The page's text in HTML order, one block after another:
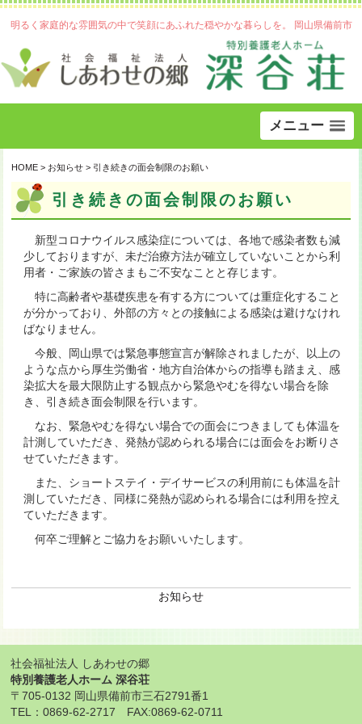
明るく家庭的な雰囲気の中で笑顔にあふれた穏やかな暮らしを。 岡山県備前市
メニュー
HOME > お知らせ > 引き続きの面会制限のお願い
引き続きの面会制限のお願い
新型コロナウイルス感染症については、各地で感染者数も減
少しておりますが、未だ治療方法が確立していないことから利
用者・ご家族の皆さまもご不安なことと存じます。
特に高齢者や基礎疾患を有する方については重症化すること
が分かっており、外部の方々との接触による感染は避けなけれ
ばなりません。
今般、岡山県では緊急事態宣言が解除されましたが、以上の
ような点から厚生労働省・地方自治体からの指導も踏まえ、感
染拡大を最大限防止する観点から緊急やむを得ない場合を除
き、引き続き面会制限を行います。
なお、緊急やむを得ない場合での面会につきましても体温を
計測していただき、発熱が認められる場合には面会をお断りさ
せていただきます。
また、ショートステイ・デイサービスの利用前にも体温を計
測していただき、同様に発熱が認められる場合には利用を控え
ていただきます。
何卒ご理解とご協力をお願いいたします。
お知らせ
社会福祉法人 しあわせの郷
特別養護老人ホーム 深谷荘
〒705-0132 岡山県備前市三石2791番1
TEL：0869-62-2717 FAX:0869-62-0711